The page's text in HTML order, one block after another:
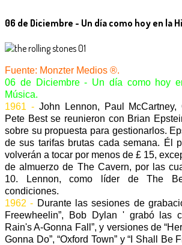
06 de Diciembre - Un día como hoy en la
Fuente: Monzter Medios ®.
06 de Diciembre - Un día como hoy
Música.
1961 -John Lennon, Paul McCartney,
Pete Best se reunieron con Brian
sobre su propuesta para gestionarlos.
de sus tarifas brutas cada semana. Él
volverán a tocar por menos de £ 15,
de almuerzo de The Cavern, por las
10. Lennon, como líder de The
condiciones.
1962 - Durante las sesiones de
Freewheelin”, Bob Dylan ' grabó las
Rain's A-Gonna Fall”, y versiones de
Gonna Do”, “Oxford Town” y “I Shall Be